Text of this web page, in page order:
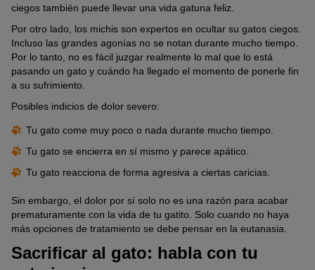
ciegos también puede llevar una vida gatuna feliz.
Por otro lado, los michis son expertos en ocultar su gatos ciegos.
Incluso las grandes agonías no se notan durante mucho tiempo.
Por lo tanto, no es fácil juzgar realmente lo mal que lo está
pasando un gato y cuándo ha llegado el momento de ponerle fin
a su sufrimiento.
Posibles indicios de dolor severo:
Tu gato come muy poco o nada durante mucho tiempo.
Tu gato se encierra en sí mismo y parece apático.
Tu gato reacciona de forma agresiva a ciertas caricias.
Sin embargo, el dolor por sí solo no es una razón para acabar
prematuramente con la vida de tu gatito. Solo cuando no haya
más opciones de tratamiento se debe pensar en la eutanasia.
Sacrificar al gato: habla con tu